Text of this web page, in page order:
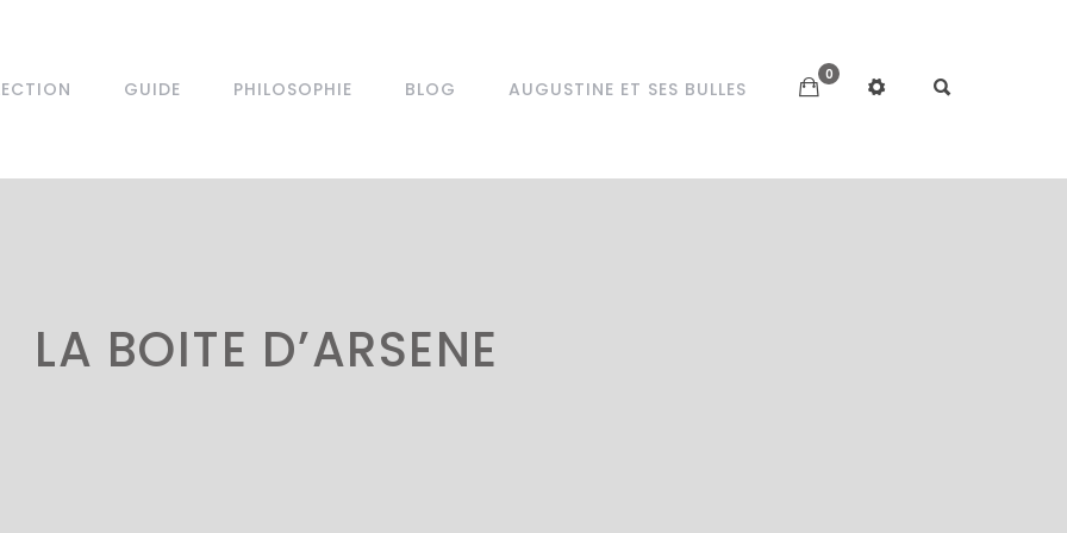
GUIDE PHILOSOPHIE BLOG AUGUSTINE ET SES BULLES
0
LA BOITE D’ARSENE